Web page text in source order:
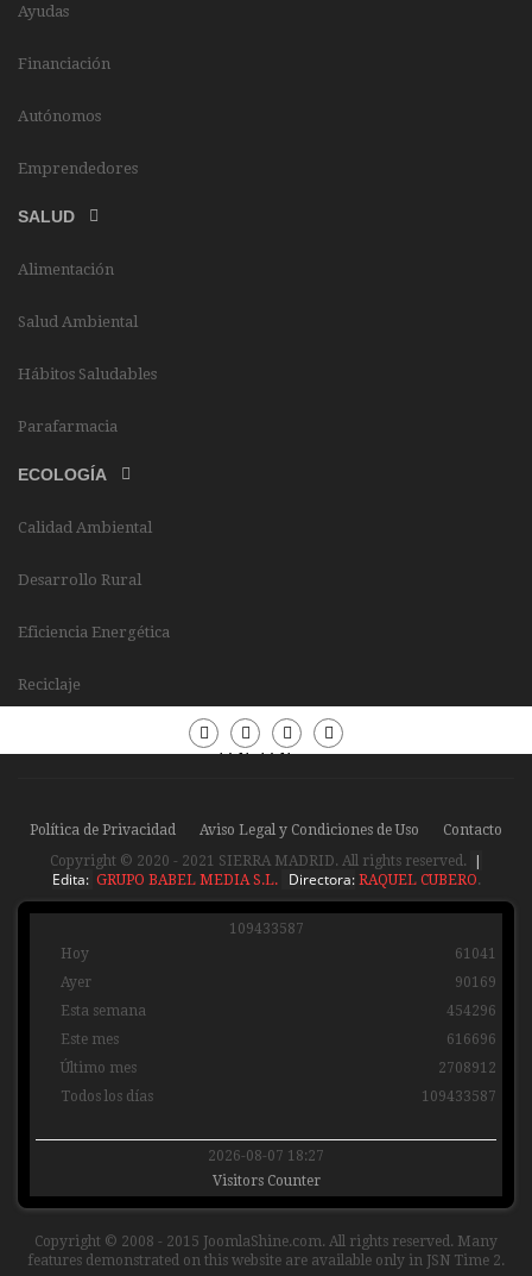
Ayudas
Financiación
Autónomos
Emprendedores
SALUD
Alimentación
Salud Ambiental
Hábitos Saludables
Parafarmacia
ECOLOGÍA
Calidad Ambiental
Desarrollo Rural
Eficiencia Energética
Reciclaje
Periódico
Periódico
Política de Privacidad Aviso Legal y Condiciones de Uso
Contacto
Copyright © 2020 - 2021 SIERRA MADRID. All rights reserved.
|
Edita: GRUPO BABEL MEDIA S.L. Directora:RAQUEL CUBERO.
1 09433587
Hoy
Ayer
Esta semana
Este mes
Último mes
Todos los días
61041
90169
454296
616696
2708912
109433587
2026-08-07 18:27
Visitors Counter
Copyright © 2008 - 2015 JoomlaShine.com. All rights reserved. Many
features demonstrated on this website are available only in JSN Time 2.